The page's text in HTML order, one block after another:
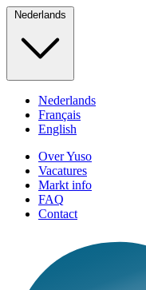
Nederlands
Nederlands
Français
English
Over Yuso
Vacatures
Markt info
FAQ
Contact